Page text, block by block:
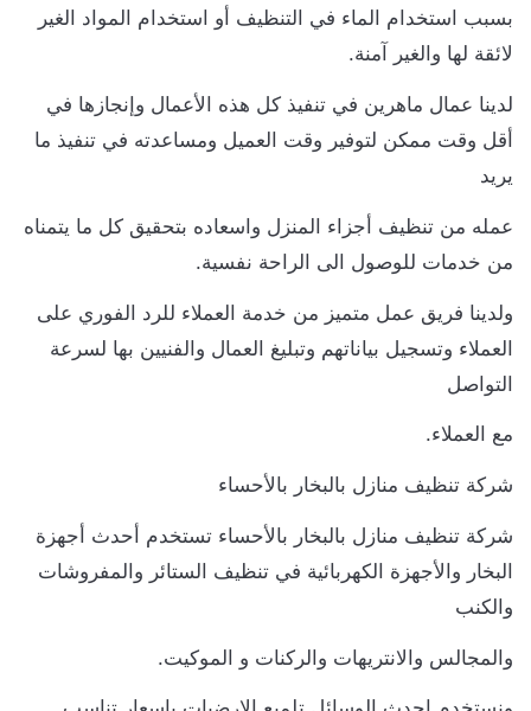
بسبب استخدام الماء في التنظيف أو استخدام المواد الغير
لائقة لها والغير آمنة.
لدينا عمال ماهرين في تنفيذ كل هذه الأعمال وإنجازها في
أقل وقت ممكن لتوفير وقت العميل ومساعدته في تنفيذ ما
يريد
عمله من تنظيف أجزاء المنزل واسعاده بتحقيق كل ما يتمناه
من خدمات للوصول الى الراحة نفسية.
ولدينا فريق عمل متميز من خدمة العملاء للرد الفوري على
العملاء وتسجيل بياناتهم وتبليغ العمال والفنيين بها لسرعة
التواصل
مع العملاء.
شركة تنظيف منازل بالبخار بالأحساء
شركة تنظيف منازل بالبخار بالأحساء تستخدم أحدث أجهزة
البخار والأجهزة الكهربائية في تنظيف الستائر والمفروشات
والكنب
والمجالس والانتريهات والركنات و الموكيت.